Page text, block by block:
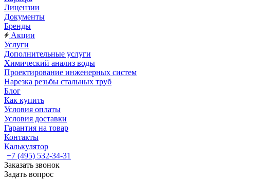
Лицензии
Документы
Бренды
Акции
Услуги
Дополнительные услуги
Химический анализ воды
Проектирование инженерных систем
Нарезка резьбы стальных труб
Блог
Как купить
Условия оплаты
Условия доставки
Гарантия на товар
Контакты
Калькулятор
+7 (495) 532‑34‑31
Заказать звонок
Задать вопрос